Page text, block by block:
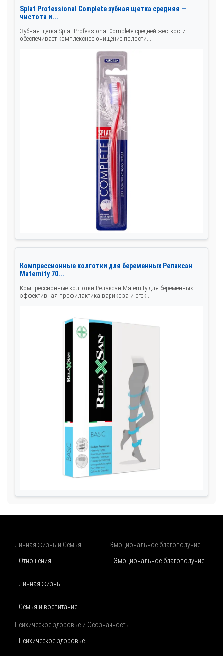
Splat Professional Complete зубная щетка средняя —
чистота и...
Зубная щетка Splat Professional Complete средней жесткости
обеспечивает комплексное очищение полости...
Компрессионные колготки для беременных Релаксан
Maternity 70...
Компрессионные колготки Релаксан Maternity для беременных –
эффективная профилактика варикоза и отек...
Личная жизнь и Семья
Отношения
Личная жизнь
Семья и воспитание
Эмоциональное благополучие
Эмоциональное благополучие
Психическое здоровье и Осознанность
Психическое здоровье